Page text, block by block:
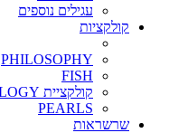
עגילים נוספים
קולקציות
PHILOSOPHY
FISH
קולקציית MYTHOLOGY
PEARLS
שרשראות